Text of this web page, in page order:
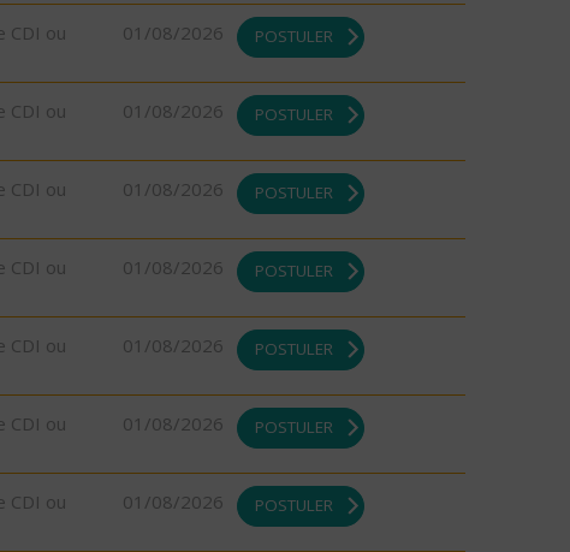
CDI ou
01/08/2026 POSTULER
CDI ou
01/08/2026 POSTULER
CDI ou
01/08/2026 POSTULER
CDI ou
01/08/2026 POSTULER
CDI ou
01/08/2026 POSTULER
CDI ou
01/08/2026 POSTULER
CDI ou
01/08/2026 POSTULER